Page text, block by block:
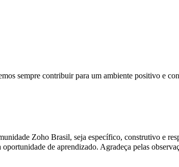
sempre contribuir para um ambiente positivo e
Zoho Brasil, seja específico, construtivo e
de aprendizado. Agradeça pelas